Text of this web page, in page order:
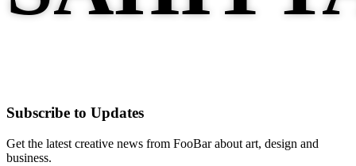
Subscribe to Updates
Get the latest creative news from FooBar about art, design and
business.